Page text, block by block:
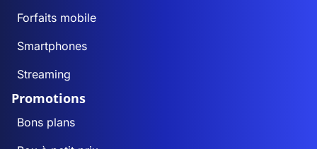
Forfaits mobile
Smartphones
Streaming
Promotions
Bons plans